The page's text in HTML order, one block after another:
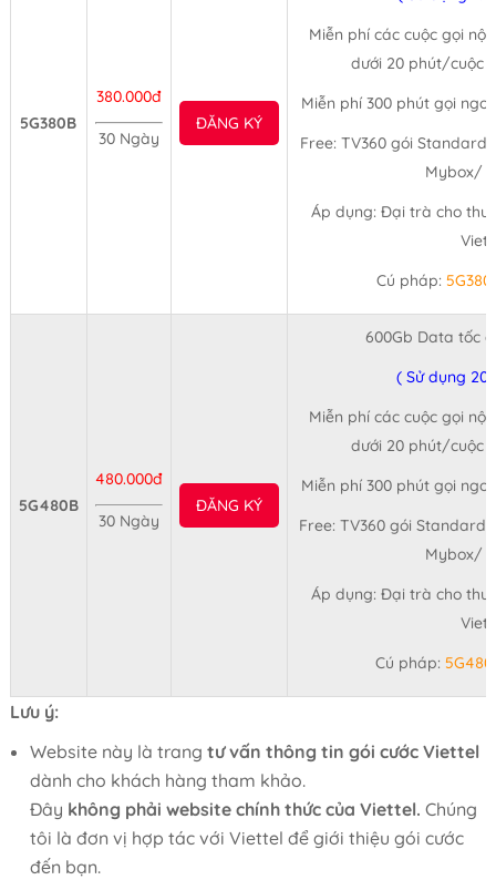
5G380B
380.000đ
30 Ngày
ĐĂNG KÝ
Miễn phí các cuộc gọi
dưới 20 phút/cuộc
Miễn phí 300 phút gọi
Free: TV360 gói Standard
Mybox/
Áp dụng: Đại trà cho
Cú pháp:
5G480B
480.000đ
30 Ngày
ĐĂNG KÝ
600Gb Data tốc
( Sử dụng
Miễn phí các cuộc gọi
dưới 20 phút/cuộc
Miễn phí 300 phút gọi
Free: TV360 gói Standard
Mybox/
Áp dụng: Đại trà cho
Cú pháp:
Lưu ý:
Website này là trang tư vấn thông tin gói cước Viettel
dành cho khách hàng tham khảo.
Đây không phải website chính thức của Viettel. Chúng
tôi là đơn vị hợp tác với Viettel để giới thiệu gói cước
đến bạn.